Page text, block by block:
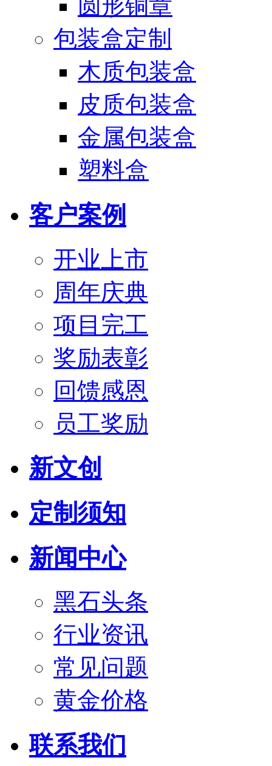
圆形铜章
包装盒定制
木质包装盒
皮质包装盒
金属包装盒
塑料盒
客户案例
开业上市
周年庆典
项目完工
奖励表彰
回馈感恩
员工奖励
新文创
定制须知
新闻中心
黑石头条
行业资讯
常见问题
黄金价格
联系我们